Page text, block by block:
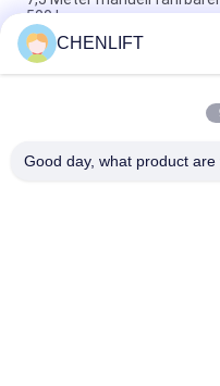
500 kg
14M kleiner elektrischer
Gerät, Tragfähigkeit 450 kg
Mini-
CHENLIFT
Good day, what product